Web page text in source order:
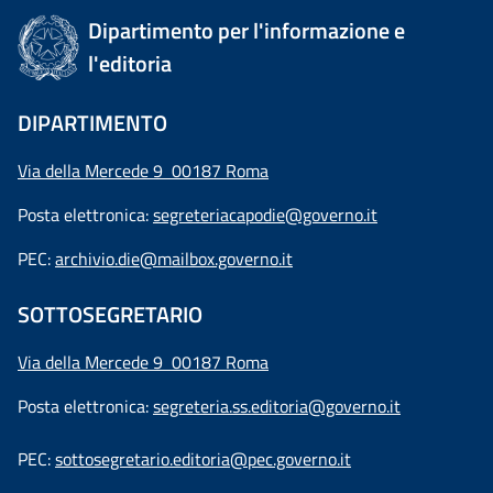
Dipartimento per l'informazione e
l'editoria
DIPARTIMENTO
Via della Mercede 9 00187 Roma
Posta elettronica:segreteriacapodie@governo.it
PEC:archivio.die@mailbox.governo.it
SOTTOSEGRETARIO
Via della Mercede 9 00187 Roma
Posta elettronica:segreteria.ss.editoria@governo.it
PEC:sottosegretario.editoria@pec.governo.it